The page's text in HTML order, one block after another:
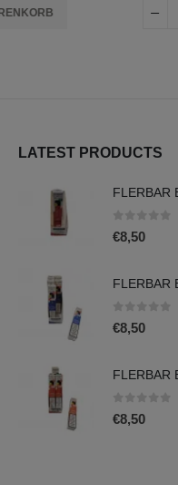
IN
LATEST PRODUCTS
€8,50
€8,50
€8,50